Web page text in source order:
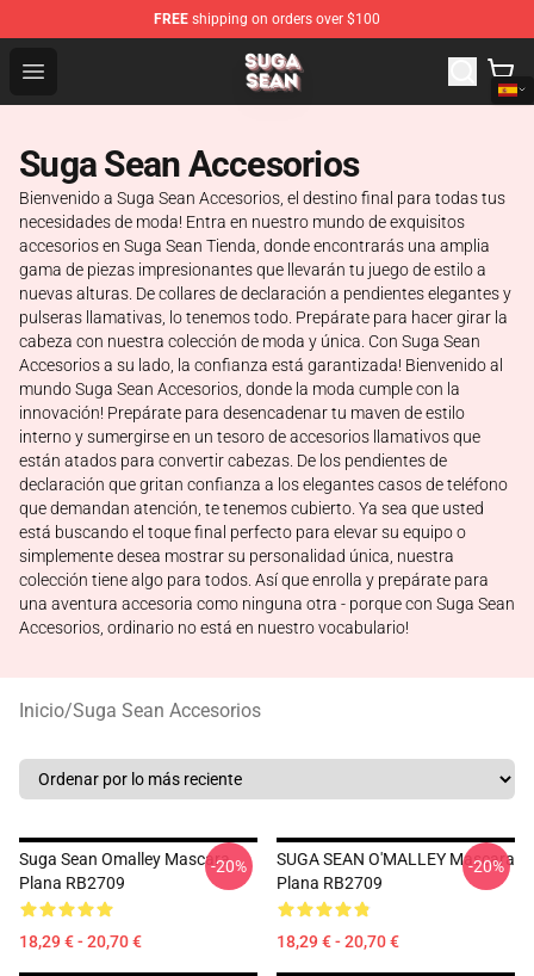
FREE shipping on orders over $100
Open menu
Suga Sean Shop - Official Suga Sean Merchandise Store
Suga Sean Accesorios
Bienvenido a Suga Sean Accesorios, el destino final para todas tus
necesidades de moda! Entra en nuestro mundo de exquisitos
accesorios en Suga Sean Tienda, donde encontrarás una amplia
gama de piezas impresionantes que llevarán tu juego de estilo a
nuevas alturas. De collares de declaración a pendientes elegantes y
pulseras llamativas, lo tenemos todo. Prepárate para hacer girar la
cabeza con nuestra colección de moda y única. Con Suga Sean
Accesorios a su lado, la confianza está garantizada! Bienvenido al
mundo Suga Sean Accesorios, donde la moda cumple con la
innovación! Prepárate para desencadenar tu maven de estilo
interno y sumergirse en un tesoro de accesorios llamativos que
están atados para convertir cabezas. De los pendientes de
declaración que gritan confianza a los elegantes casos de teléfono
que demandan atención, te tenemos cubierto. Ya sea que usted
está buscando el toque final perfecto para elevar su equipo o
simplemente desea mostrar su personalidad única, nuestra
colección tiene algo para todos. Así que enrolla y prepárate para
una aventura accesoria como ninguna otra - porque con Suga Sean
Accesorios, ordinario no está en nuestro vocabulario!
Inicio/Suga Sean Accesorios
Suga Sean Omalley Mascara
Plana RB2709
18,29 € - 20,70 €
-20%
SUGA SEAN O'MALLEY Mascara
Plana RB2709
18,29 € - 20,70 €
-20%